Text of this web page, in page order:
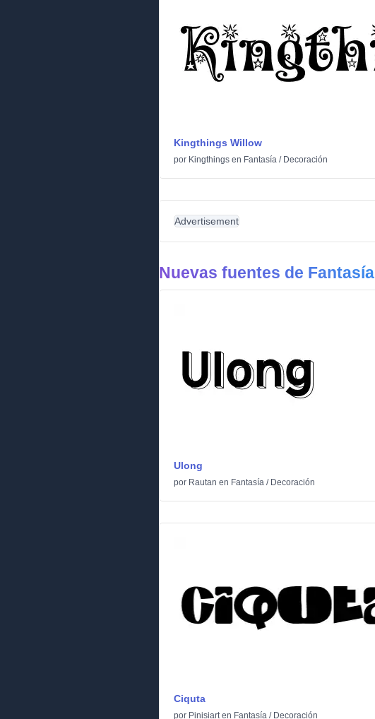
Kingthings Willow
por Kingthings en Fantasía / Decoración
Advertisement
Nuevas fuentes de Fantasía
Ulong
por Rautan en Fantasía / Decoración
Ciquta
por Pinisiarten Fantasía / Decoración